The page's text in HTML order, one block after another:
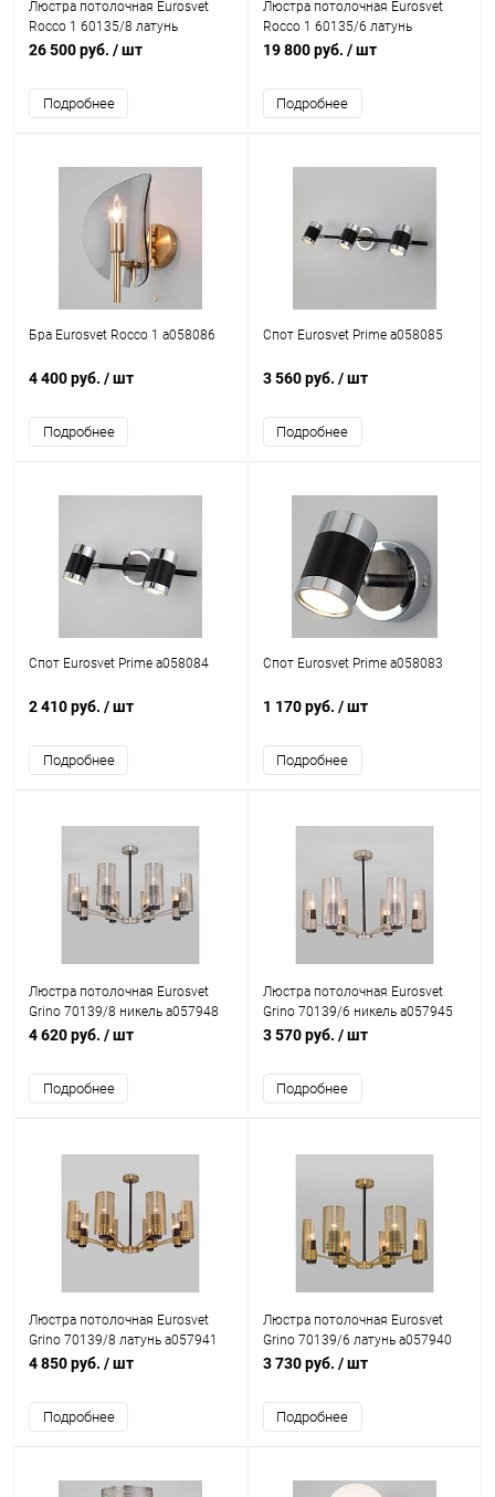
Люстра потолочная Eurosvet
Rocco 1 60135/8 латунь
a058089
26 500 руб. / шт
Подробнее
Люстра потолочная Eurosvet
Rocco 1 60135/6 латунь
a058088
19 800 руб. / шт
Подробнее
Бра Eurosvet Rocco 1 a058086
4 400 руб. / шт
Подробнее
Спот Eurosvet Prime a058085
3 560 руб. / шт
Подробнее
Спот Eurosvet Prime a058084
2 410 руб. / шт
Подробнее
Спот Eurosvet Prime a058083
1 170 руб. / шт
Подробнее
Люстра потолочная Eurosvet
Grino 70139/8 никель a057948
4 620 руб. / шт
Подробнее
Люстра потолочная Eurosvet
Grino 70139/6 никель a057945
3 570 руб. / шт
Подробнее
Люстра потолочная Eurosvet
Grino 70139/8 латунь a057941
4 850 руб. / шт
Подробнее
Люстра потолочная Eurosvet
Grino 70139/6 латунь a057940
3 730 руб. / шт
Подробнее